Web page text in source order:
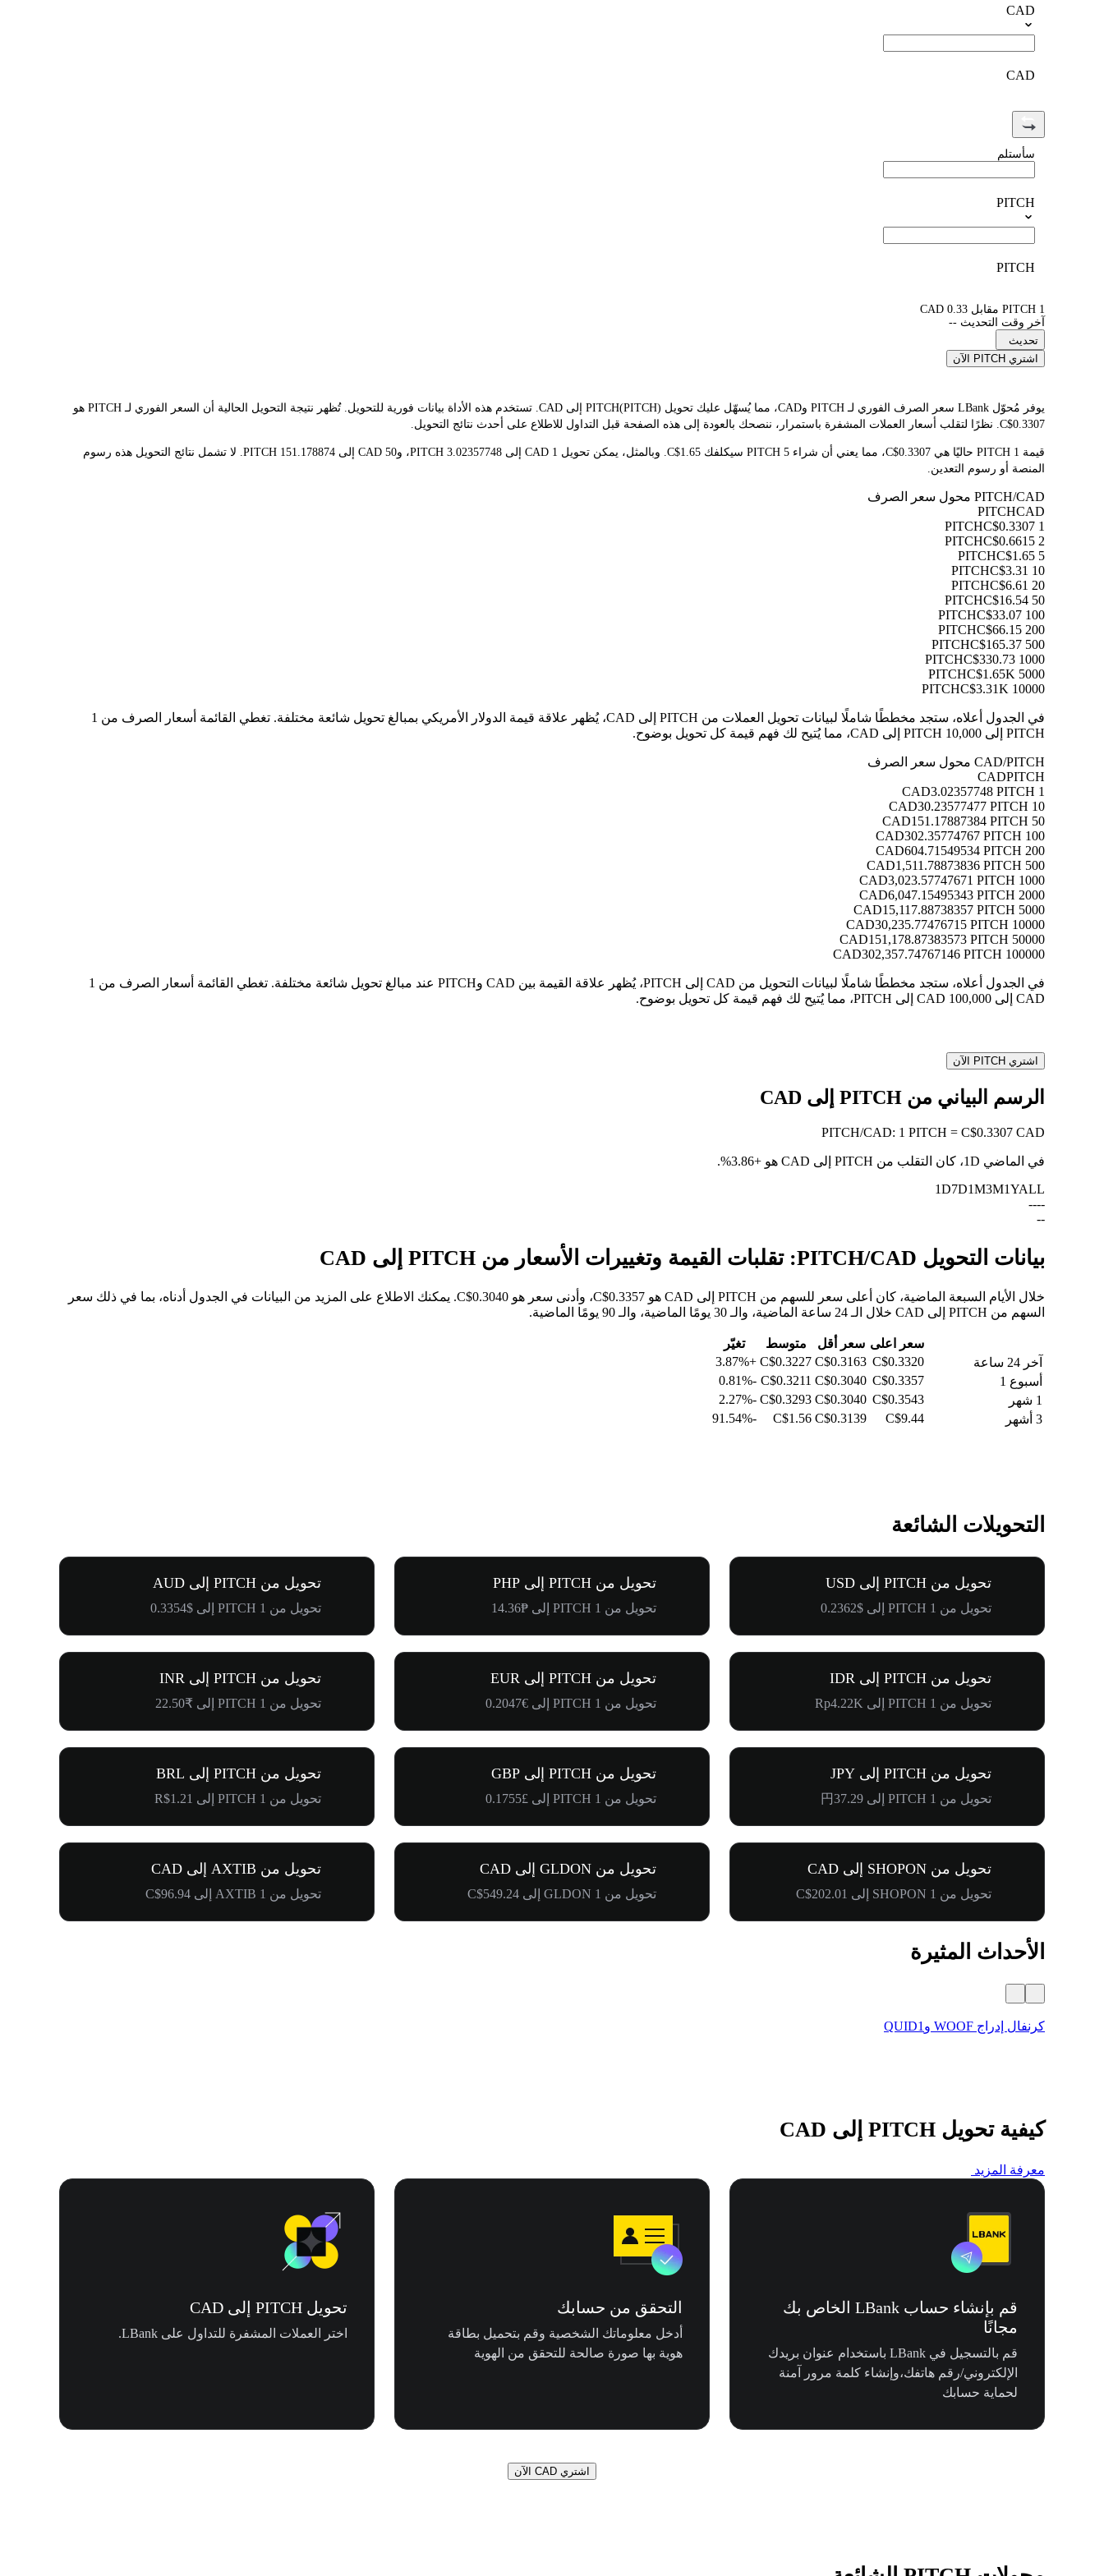
CAD
CAD
سأستلم
PITCH
PITCH
1 PITCH مقابل 0.33 CAD
آخر وقت التحديث --
تحديث
اشتري PITCH الآن
يوفر مُحوّل LBank سعر الصرف الفوري لـ PITCH وCAD، مما يُسهّل عليك تحويل PITCH(PITCH) إلى CAD. تستخدم هذه الأداة بيانات فورية للتحويل. تُظهر نتيجة التحويل الحالية أن السعر الفوري لـ PITCH هو
C$0.3307. نظرًا لتقلب أسعار العملات المشفرة باستمرار، ننصحك بالعودة إلى هذه الصفحة قبل التداول للاطلاع على أحدث نتائج التحويل.
قيمة 1 PITCH حاليًا هي C$0.3307، مما يعني أن شراء 5 PITCH سيكلفك C$1.65. وبالمثل، يمكن تحويل 1 CAD إلى 3.02357748 PITCH، و50 CAD إلى 151.178874 PITCH. لا تشمل نتائج التحويل هذه رسوم
المنصة أو رسوم التعدين.
PITCH/CAD محول سعر الصرف
PITCHCAD
1 PITCH
C$0.3307
2 PITCH
C$0.6615
5 PITCH
C$1.65
10 PITCH
C$3.31
20 PITCH
C$6.61
50 PITCH
C$16.54
100 PITCH
C$33.07
200 PITCH
C$66.15
500 PITCH
C$165.37
1000 PITCH
C$330.73
5000 PITCH
C$1.65K
10000 PITCH
C$3.31K
في الجدول أعلاه، ستجد مخططًا شاملًا لبيانات تحويل العملات من PITCH إلى CAD، يُظهر علاقة قيمة الدولار الأمريكي بمبالغ تحويل شائعة مختلفة. تغطي القائمة أسعار الصرف من 1
PITCH إلى 10,000 PITCH إلى CAD، مما يُتيح لك فهم قيمة كل تحويل بوضوح.
CAD/PITCH محول سعر الصرف
CADPITCH
1 CAD
3.02357748 PITCH
10 CAD
30.23577477 PITCH
50 CAD
151.17887384 PITCH
100 CAD
302.35774767 PITCH
200 CAD
604.71549534 PITCH
500 CAD
1,511.78873836 PITCH
1000 CAD
3,023.57747671 PITCH
2000 CAD
6,047.15495343 PITCH
5000 CAD
15,117.88738357 PITCH
10000 CAD
30,235.77476715 PITCH
50000 CAD
151,178.87383573 PITCH
100000 CAD
302,357.74767146 PITCH
في الجدول أعلاه، ستجد مخططًا شاملًا لبيانات التحويل من CAD إلى PITCH، يُظهر علاقة القيمة بين CAD وPITCH عند مبالغ تحويل شائعة مختلفة. تغطي القائمة أسعار الصرف من 1
CAD إلى 100,000 CAD إلى PITCH، مما يُتيح لك فهم قيمة كل تحويل بوضوح.
اشتري PITCH الآن
الرسم البياني من PITCH إلى CAD
PITCH/CAD: 1 PITCH = C$0.3307 CAD
في الماضي 1D، كان التقلب من PITCH إلى CAD هو +3.86%
.
1D7D1M3M1YALL
--
--
--
بيانات التحويل PITCH/CAD: تقلبات القيمة وتغييرات الأسعار من PITCH إلى CAD
خلال الأيام السبعة الماضية، كان أعلى سعر للسهم من PITCH إلى CAD هو C$0.3357، وأدنى سعر هو C$0.3040. يمكنك الاطلاع على المزيد من البيانات في الجدول أدناه، بما في ذلك سعر
السهم من PITCH إلى CAD خلال الـ 24 ساعة الماضية، والـ 30 يومًا الماضية، والـ 90 يومًا الماضية.
سعر اعلى سعر أقل متوسط
تغيّر
آخر 24 ساعة
C$0.3320
C$0.3163
C$0.3227
+3.87%
أسبوع 1
C$0.3357
C$0.3040
C$0.3211
-0.81%
1 شهر
C$0.3543
C$0.3040
C$0.3293
-2.27%
3 أشهر
C$9.44
C$0.3139
C$1.56
-91.54%
التحويلات الشائعة
تحويل من PITCH إلى USD
تحويل من 1 PITCH إلى $0.2362
تحويل من PITCH إلى PHP
تحويل من 1 PITCH إلى ₱14.36
تحويل من PITCH إلى AUD
تحويل من 1 PITCH إلى $0.3354
تحويل من PITCH إلى IDR
تحويل من 1 PITCH إلى Rp4.22K
تحويل من PITCH إلى EUR
تحويل من 1 PITCH إلى €0.2047
تحويل من PITCH إلى INR
تحويل من 1 PITCH إلى ₹22.50
تحويل من PITCH إلى JPY
تحويل من 1 PITCH إلى 円37.29
تحويل من PITCH إلى GBP
تحويل من 1 PITCH إلى £0.1755
تحويل من PITCH إلى BRL
تحويل من 1 PITCH إلى R$1.21
تحويل من SHOPON إلى CAD
تحويل من 1 SHOPON إلى C$202.01
تحويل من GLDON إلى CAD
تحويل من 1 GLDON إلى C$549.24
تحويل من AXTIB إلى CAD
تحويل من 1 AXTIB إلى C$96.94
الأحداث المثيرة
كرنفال إدراج WOOF وQUID1
كيفية تحويل PITCH إلى CAD
معرفة المزيد
قم بإنشاء حساب LBank الخاص بك
مجانًا
قم بالتسجيل في LBank باستخدام عنوان بريدك
الإلكتروني/رقم هاتفك،وإنشاء كلمة مرور آمنة
لحماية حسابك
التحقق من حسابك
أدخل معلوماتك الشخصية وقم بتحميل بطاقة
هوية بها صورة صالحة للتحقق من الهوية
تحويل PITCH إلى CAD
اختر العملات المشفرة للتداول على LBank.
اشتري CAD الآن